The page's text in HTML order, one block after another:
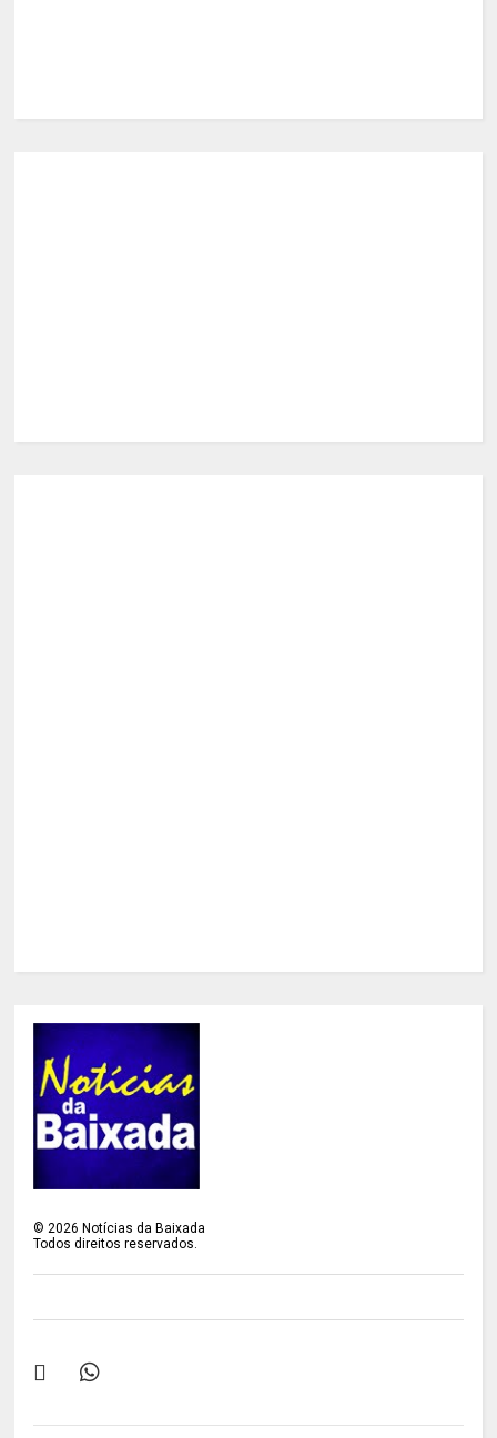
©2026 Notícias da Baixada
Todos direitos reservados.